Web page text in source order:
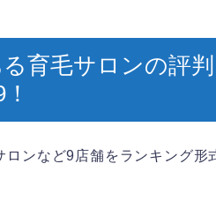
育毛サロンの評
ロンなど9店舗をランキング形